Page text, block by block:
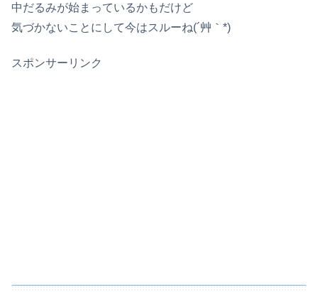
中だるみが始まっているかもだけど
気づかないことにして今はスルーね(´艸｀*)
スポンサーリンク